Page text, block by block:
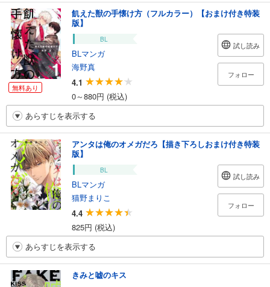
無料あり
飢えた獣の手懐け方（フルカラー）【おまけ付き特装
版】
BL
BLマンガ
海野真
4.1
0～880円 (税込)
試し読み
フォロー
あらすじを表示する
アンタは俺のオメガだろ【描き下ろしおまけ付き特装
版】
BL
BLマンガ
猫野まりこ
4.4
825円 (税込)
試し読み
フォロー
あらすじを表示する
きみと嘘のキス